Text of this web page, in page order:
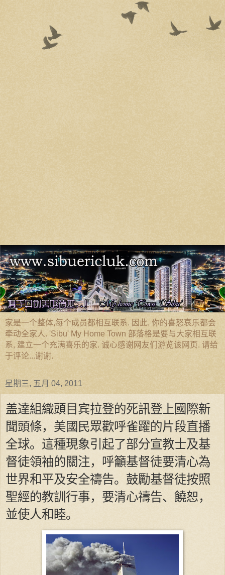
家是一个整体,每个成员都相互联系. 因此, 你的喜怒哀乐都会
牵动全家人. 'Sibu' My Home Town 部落格是要与大家相互联
系, 建立一个充满喜乐的家. 诚心感谢网友们游览该网页. 请给
于评论...谢谢.
星期三, 五月 04, 2011
盖達組織頭目宾拉登的死訊登上國際新
聞頭條，美國民眾歡呼雀躍的片段直播
全球。這種現象引起了部分宣教士及基
督徒領袖的關注，呼籲基督徒要清心為
世界和平及安全禱告。鼓勵基督徒按照
聖經的教訓行事，要清心禱告、饒恕，
並使人和睦。